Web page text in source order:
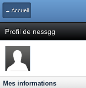
← Accueil
Profil de nessgg
Mes informations